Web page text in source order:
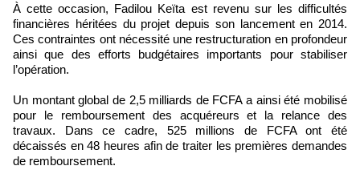
À cette occasion, Fadilou Keïta est revenu sur les difficultés
financières héritées du projet depuis son lancement en 2014.
Ces contraintes ont nécessité une restructuration en profondeur
ainsi que des efforts budgétaires importants pour stabiliser
l’opération.
Un montant global de 2,5 milliards de FCFA a ainsi été mobilisé
pour le remboursement des acquéreurs et la relance des
travaux. Dans ce cadre, 525 millions de FCFA ont été
décaissés en 48 heures afin de traiter les premières demandes
de remboursement.